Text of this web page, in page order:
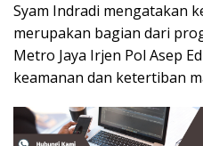
Syam Indradi mengatakan
merupakan bagian dari
Metro Jaya Irjen Pol Asep
keamanan dan ketertiban